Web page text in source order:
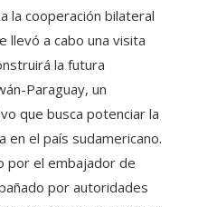
la cooperación bilateral
llevó a cabo una visita
la futura
Paraguay, un
que busca potenciar la
en el país sudamericano.
por el embajador de
por autoridades